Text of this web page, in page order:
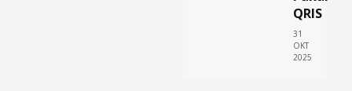
QRIS
31
OKT
2025